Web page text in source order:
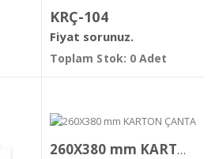
KRÇ-104
Fiyat sorunuz.
Toplam Stok: 0 Adet
260X380 mm KARTON ÇANTA